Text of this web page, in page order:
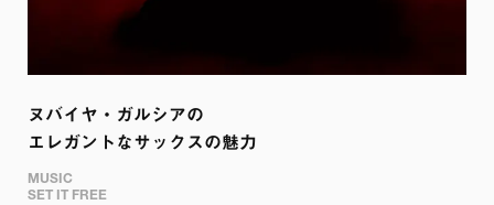
ヌバイヤ・ガルシアの
エレガントなサックスの魅力
MUSIC
SET IT FREE